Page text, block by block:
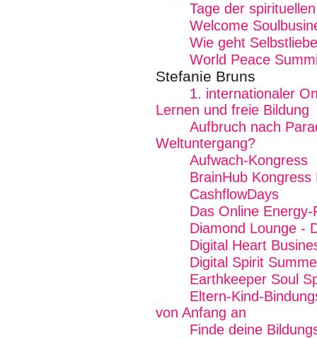
Tage der
Welcome
Wie geht
World Peace
Stefanie Bruns
1. internationaler
Lernen und freie Bildung
Aufbruch nach
Weltuntergang?
Aufwach-Kongress
BrainHub
CashflowDays
Das Online Energy-
Diamond Lounge -
Digital Heart
Digital Spirit
Earthkeeper Soul
Eltern-Kind-
von Anfang an
Finde deine